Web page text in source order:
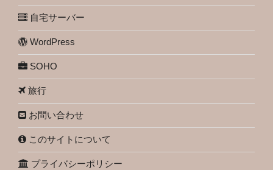
自宅サーバー
WordPress
SOHO
旅行
お問い合わせ
このサイトについて
プライバシーポリシー